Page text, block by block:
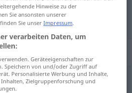
enderezado
für "enderezado"
empinado
Hinweise zu der
Sie ansonsten unserer
Sie unserImpressum.
verarbeiten Daten, um
Geräteeigenschaften zur
Speichern von und/oder Zugriff auf
Personalisierte Werbung und Inhalte,
Zielgruppenforschung und